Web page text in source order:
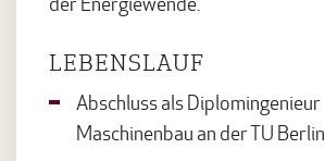
der Energiewende.
LEBENSLAUF
Abschluss als Diplomingenieur
Maschinenbau an der TU Berlin